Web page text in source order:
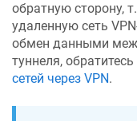
обратную сторону,
удаленную сеть
обмен данными
туннеля,
сетей через VPN.